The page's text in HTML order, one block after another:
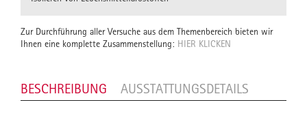
Zur Durchführung aller Versuche aus dem Themenbereich bieten wir
Ihnen eine komplette Zusammenstellung: HIER KLICKEN
BESCHREIBUNG AUSSTATTUNGSDETAILS